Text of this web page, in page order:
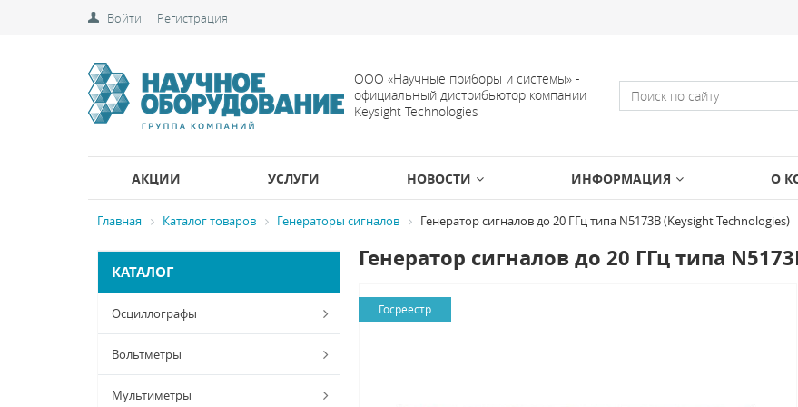
Войти Регистрация
ООО «Научные приборы и системы» -
официальный дистрибьютор компании
Keysight Technologies
АКЦИИ УСЛУГИ НОВОСТИ ИНФОРМАЦИЯ О
Главная Каталог товаров Генераторы сигналов Генератор сигналов до 20 ГГц типа N5173B (Keysight Technologies)
КАТАЛОГ
Осциллографы
Вольтметры
Мультиметры
Генератор сигналов до 20 ГГц типа
Госреестр